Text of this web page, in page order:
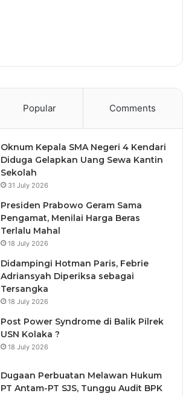
Popular Comments
Oknum Kepala SMA Negeri 4 Kendari
Diduga Gelapkan Uang Sewa Kantin
Sekolah
31 July 2026
Presiden Prabowo Geram Sama
Pengamat, Menilai Harga Beras
Terlalu Mahal
18 July 2026
Didampingi Hotman Paris, Febrie
Adriansyah Diperiksa sebagai
Tersangka
18 July 2026
Post Power Syndrome di Balik Pilrek
USN Kolaka ?
18 July 2026
Dugaan Perbuatan Melawan Hukum
PT Antam-PT SJS, Tunggu Audit BPK